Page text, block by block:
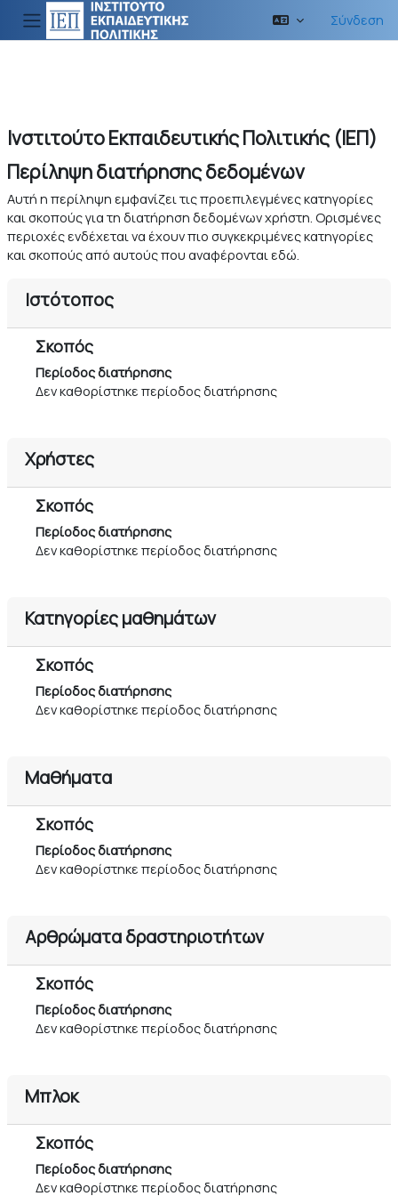
Μετάβαση στο κεντρικό περιεχόμενο
Πλευρικός πίνακας
Σύνδεση
Ινστιτούτο Εκπαιδευτικής Πολιτικής (ΙΕΠ)
Περίληψη διατήρησης δεδομένων
Αυτή η περίληψη εμφανίζει τις προεπιλεγμένες κατηγορίες
και σκοπούς για τη διατήρηση δεδομένων χρήστη. Ορισμένες
περιοχές ενδέχεται να έχουν πιο συγκεκριμένες κατηγορίες
και σκοπούς από αυτούς που αναφέρονται εδώ.
Ιστότοπος
Σκοπός
Περίοδος διατήρησης
Δεν καθορίστηκε περίοδος διατήρησης
Χρήστες
Σκοπός
Περίοδος διατήρησης
Δεν καθορίστηκε περίοδος διατήρησης
Κατηγορίες μαθημάτων
Σκοπός
Περίοδος διατήρησης
Δεν καθορίστηκε περίοδος διατήρησης
Μαθήματα
Σκοπός
Περίοδος διατήρησης
Δεν καθορίστηκε περίοδος διατήρησης
Αρθρώματα δραστηριοτήτων
Σκοπός
Περίοδος διατήρησης
Δεν καθορίστηκε περίοδος διατήρησης
Μπλοκ
Σκοπός
Περίοδος διατήρησης
Δεν καθορίστηκε περίοδος διατήρησης